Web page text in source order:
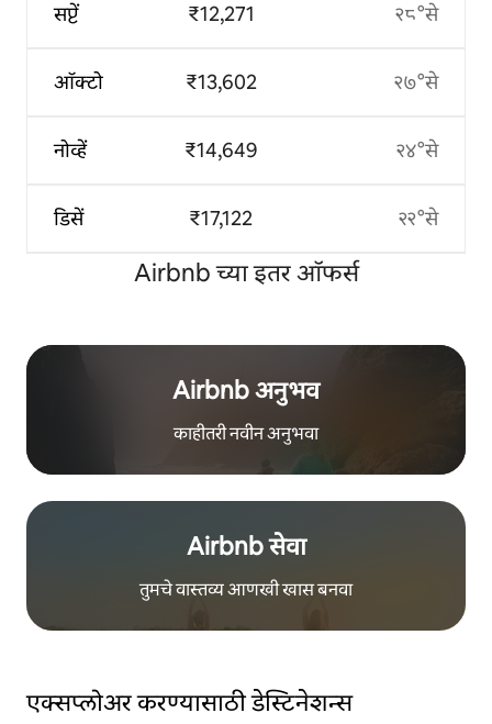
सप्टें
ऑक्टो
नोव्हें
डिसें
₹12,271
₹13,602
₹14,649
₹17,122
२८°से
२७°से
२४°से
२२°से
Airbnb च्या इतर ऑफर्स
Airbnb अनुभव
काहीतरी नवीन अनुभवा
Airbnb सेवा
तुमचे वास्तव्य आणखी खास बनवा
एक्सप्लोअर करण्यासाठी डेस्टिनेशन्स